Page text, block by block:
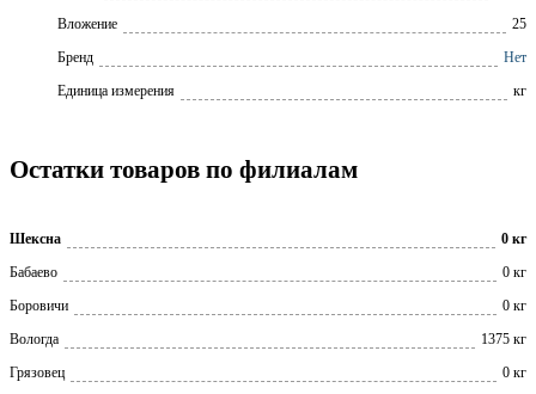
Вложение
25
Бренд
Нет
Единица измерения
кг
Остатки товаров по филиалам
Шексна
0 кг
Бабаево
0 кг
Боровичи
0 кг
Вологда
1375 кг
Грязовец
0 кг